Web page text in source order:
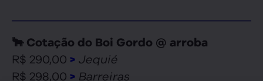
🐂 Cotação do Boi Gordo @ arroba
R$ 290,00 > Jequié
R$ 298,00 > Barreiras